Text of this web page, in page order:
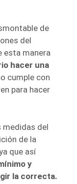
de
del
esta manera
hacer una
cumple con
para hacer
medidas del
de la
que así
y
la correcta.